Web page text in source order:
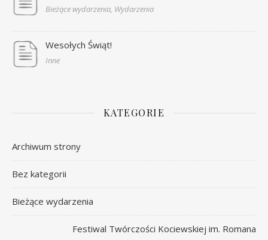
Bieżące wydarzenia, Wydarzenia
Wesołych Świąt!
Inne
KATEGORIE
Archiwum strony
Bez kategorii
Bieżące wydarzenia
Festiwal Twórczości Kociewskiej im. Romana